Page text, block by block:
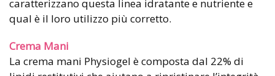
caratterizzano questa linea idratante e nutriente e
qual è il loro utilizzo più corretto.
Crema Mani
La crema mani Physiogel è composta dal 22% di